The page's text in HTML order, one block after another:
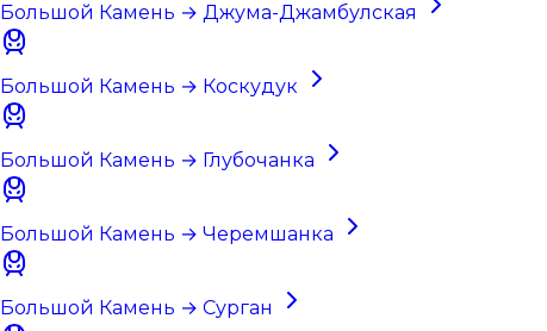
Большой Камень → Джума-Джамбулская
Большой Камень → Коскудук
Большой Камень → Глубочанка
Большой Камень → Черемшанка
Большой Камень → Сурган